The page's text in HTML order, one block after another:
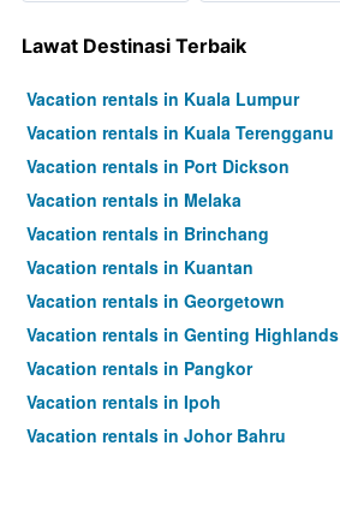
Lawat Destinasi Terbaik
Vacation rentals in Kuala Lumpur
Vacation rentals in Kuala Terengganu
Vacation rentals in Port Dickson
Vacation rentals in Melaka
Vacation rentals in Brinchang
Vacation rentals in Kuantan
Vacation rentals in Georgetown
Vacation rentals in Genting Highlands
Vacation rentals in Pangkor
Vacation rentals in Ipoh
Vacation rentals in Johor Bahru